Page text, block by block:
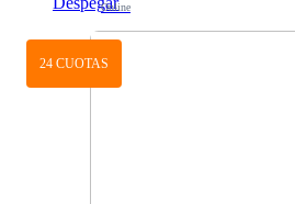
Online
24 CUOTAS